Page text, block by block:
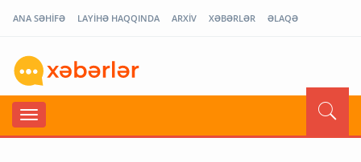
ANA SƏHİFƏ LAYİHƏ HAQQINDA ARXİV XƏBƏRLƏR ƏLAQƏ